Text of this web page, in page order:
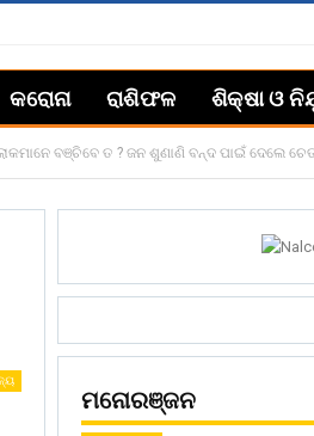
କରୋନା ରାଶିଫଳ ଶିକ୍ଷା ଓ
ବଞ୍ଚିବେ ତ ? ଜନ ଶୁଣାଣି ବନ୍ଦ ପାଇଁ ଦେଲେ
ମନୋରଞ୍ଜନ